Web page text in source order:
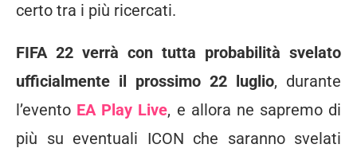
certo tra i più ricercati.
FIFA 22 verrà con tutta probabilità svelato
ufficialmente il prossimo 22 luglio, durante
l’evento EA Play Live, e allora ne sapremo di
più su eventuali ICON che saranno svelati